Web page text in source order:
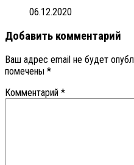
06.12.2020
Добавить комментарий
Ваш адрес email не будет
помечены *
Комментарий *